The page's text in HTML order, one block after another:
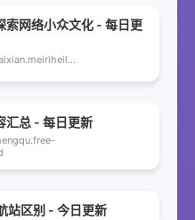
索网络小众文化 - 每日更
https://santaixian.meiriheiliao.cloud
汇总 - 每日更新
站区别 - 今日更新